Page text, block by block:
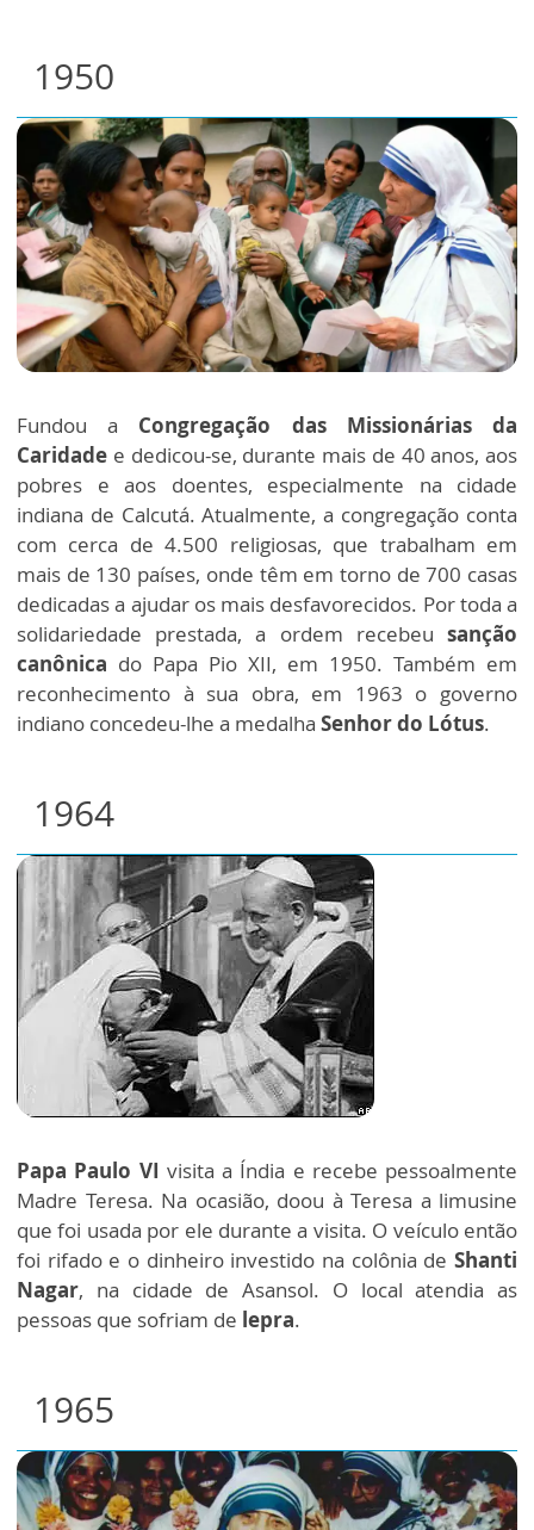
1950
Fundou a Congregação das Missionárias da
Caridade e dedicou-se, durante mais de 40 anos, aos
pobres e aos doentes, especialmente na cidade
indiana de Calcutá. Atualmente, a congregação conta
com cerca de 4.500 religiosas, que trabalham em
mais de 130 países, onde têm em torno de 700 casas
dedicadas a ajudar os mais desfavorecidos. Por toda a
solidariedade prestada, a ordem recebeu sanção
canônica do Papa Pio XII, em 1950. Também em
reconhecimento à sua obra, em 1963 o governo
indiano concedeu-lhe a medalha Senhor do Lótus.
1964
Papa Paulo VI visita a Índia e recebe pessoalmente
Madre Teresa. Na ocasião, doou à Teresa a limusine
que foi usada por ele durante a visita. O veículo então
foi rifado e o dinheiro investido na colônia de Shanti
Nagar, na cidade de Asansol. O local atendia as
pessoas que sofriam de lepra.
1965